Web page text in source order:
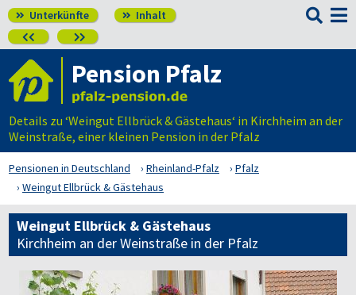
 Unterkünfte  Inhalt
 

Pension Pfalz
Details zu ‘Weingut Ellbrück & Gästehaus‘ in Kirchheim an der
Weinstraße, einer kleinen Pension in der Pfalz
Pensionen in Deutschland Rheinland-Pfalz
Pfalz
Weingut Ellbrück & Gästehaus
Weingut Ellbrück & Gästehaus
Kirchheim an der Weinstraße in der Pfalz